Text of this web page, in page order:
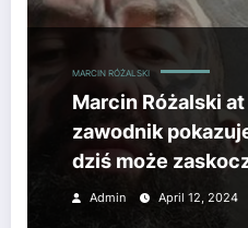
MARCIN RÓŻALSKI
Marcin Różalski
zawodnik
dziś może
Admin April 12, 2024